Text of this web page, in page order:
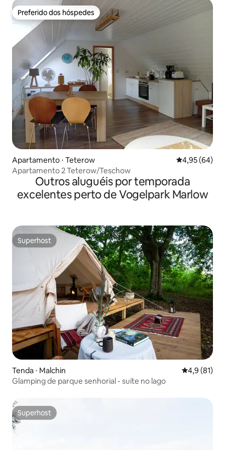
Preferido dos hóspedes
Preferido dos hóspedes
Apartamento ⋅ Teterow 4,95 de uma
4,95 (64)
Apartamento 2 Teterow/Teschow
Outros aluguéis por temporada
excelentes perto de Vogelpark Marlow
Superhost
Superhost
Tenda ⋅ Malchin 4,9 de uma
4,9 (81)
Glamping de parque senhorial - suíte no lago
Superhost
Superhost